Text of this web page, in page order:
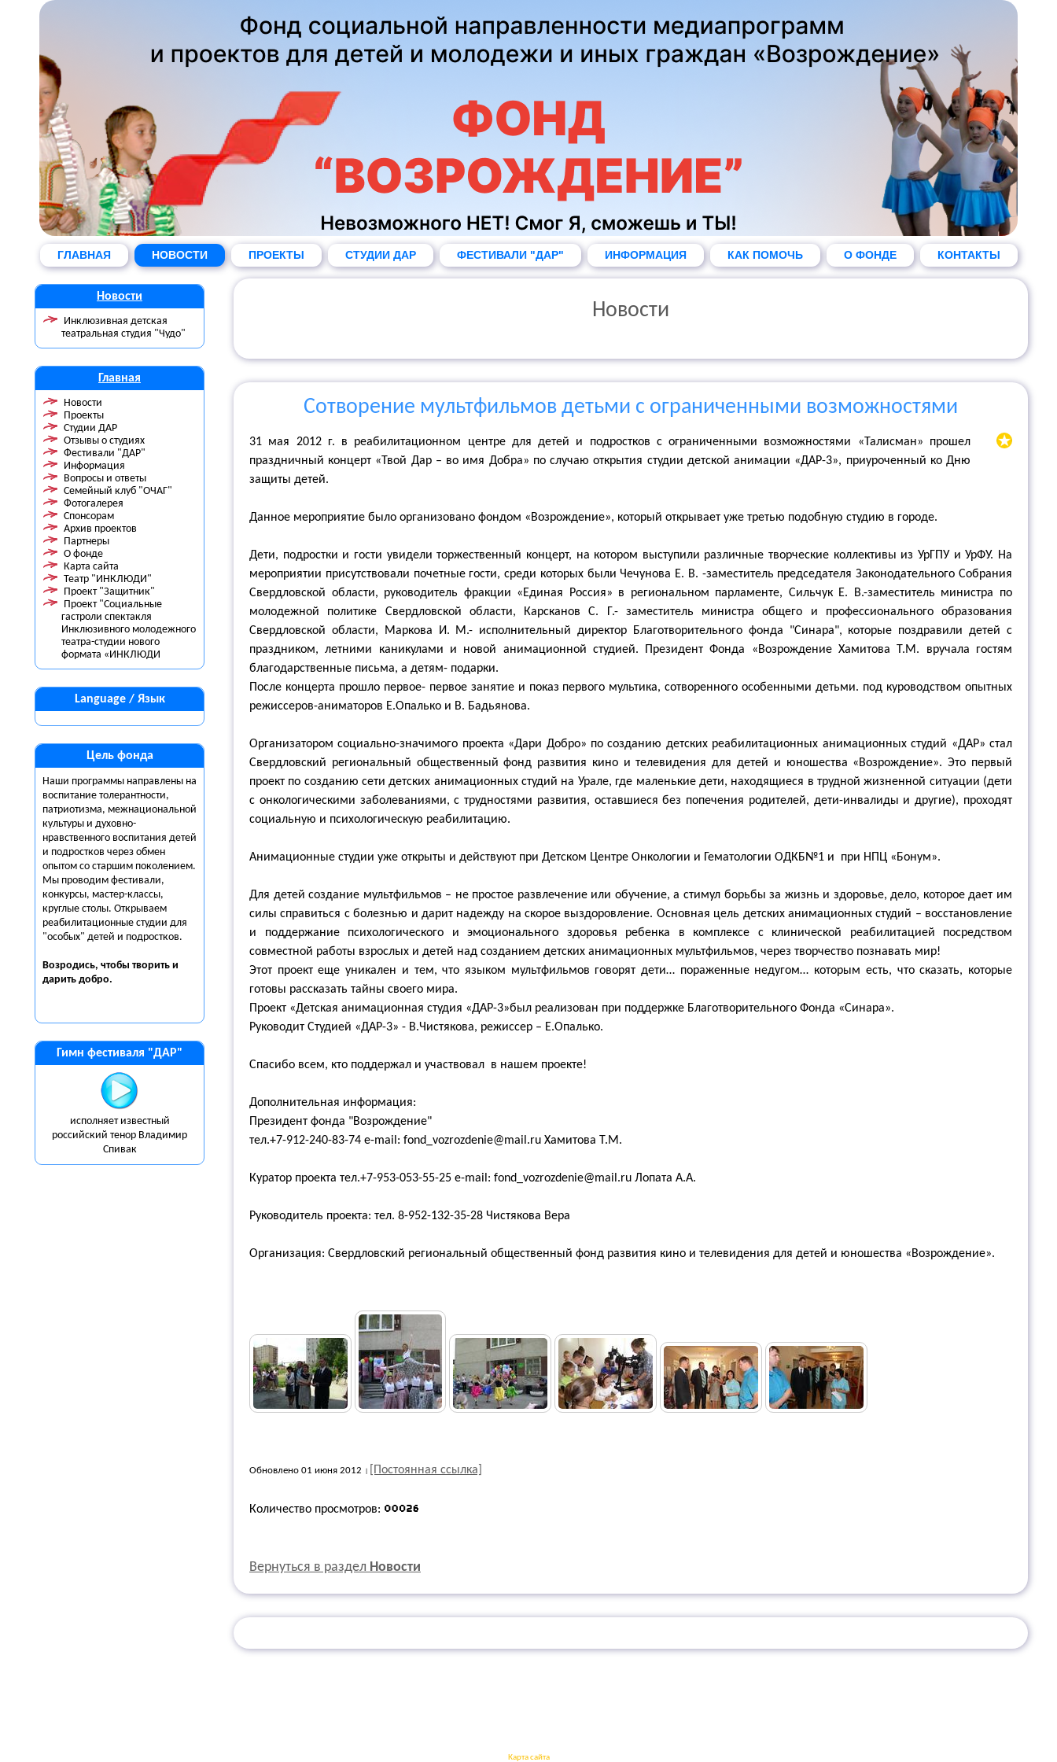
ГЛАВНАЯ НОВОСТИ ПРОЕКТЫ СТУДИИ ДАР ФЕСТИВАЛИ "ДАР" ИНФОРМАЦИЯ КАК ПОМОЧЬ О ФОНДЕ КОНТАКТЫ
Новости
Инклюзивная детская
театральная студия "Чудо"
Главная
Новости
Проекты
Студии ДАР
Отзывы о студиях
Фестивали "ДАР"
Информация
Вопросы и ответы
Семейный клуб "ОЧАГ"
Фотогалерея
Спонсорам
Архив проектов
Партнеры
О фонде
Карта сайта
Театр "ИНКЛЮДИ"
Проект "Защитник"
Проект "Социальные
гастроли спектакля
Инклюзивного молодежного
театра-студии нового
формата «ИНКЛЮДИ
Language / Язык
Цель фонда
Наши программы направлены на
воспитание толерантности,
патриотизма, межнациональной
культуры и духовно-
нравственного воспитания детей
и подростков через обмен
опытом со старшим поколением.
Мы проводим фестивали,
конкурсы, мастер-классы,
круглые столы. Открываем
реабилитационные студии для
"особых" детей и подростков.
Возродись, чтобы творить и
дарить добро.
Гимн фестиваля "ДАР"
исполняет известный
российский тенор Владимир
Спивак
Новости
Сотворение мультфильмов детьми с ограниченными возможностями
31 мая 2012 г. в реабилитационном центре для детей и подростков с ограниченными возможностями «Талисман» прошел
праздничный концерт «Твой Дар – во имя Добра» по случаю открытия студии детской анимации «ДАР-3», приуроченный ко Дню
защиты детей.
Данное мероприятие было организовано фондом «Возрождение», который открывает уже третью подобную студию в городе.
Дети, подростки и гости увидели торжественный концерт, на котором выступили различные творческие коллективы из УрГПУ и УрФУ. На
мероприятии присутствовали почетные гости, среди которых были Чечунова Е. В. -заместитель председателя Законодательного Собрания
Свердловской области, руководитель фракции «Единая Россия» в региональном парламенте, Сильчук Е. В.-заместитель министра по
молодежной политике Свердловской области, Карсканов С. Г.- заместитель министра общего и профессионального образования
Свердловской области, Маркова И. М.- исполнительный директор Благотворительного фонда "Синара", которые поздравили детей с
праздником, летними каникулами и новой анимационной студией. Президент Фонда «Возрождение Хамитова Т.М. вручала гостям
благодарственные письма, а детям- подарки.
После концерта прошло первое- первое занятие и показ первого мультика, сотворенного особенными детьми. под куроводством опытных
режиссеров-аниматоров Е.Опалько и В. Бадьянова.
Организатором социально-значимого проекта «Дари Добро» по созданию детских реабилитационных анимационных студий «ДАР» стал
Свердловский региональный общественный фонд развития кино и телевидения для детей и юношества «Возрождение». Это первый
проект по созданию сети детских анимационных студий на Урале, где маленькие дети, находящиеся в трудной жизненной ситуации (дети
с онкологическими заболеваниями, с трудностями развития, оставшиеся без попечения родителей, дети-инвалиды и другие), проходят
социальную и психологическую реабилитацию.
Анимационные студии уже открыты и действуют при Детском Центре Онкологии и Гематологии ОДКБ№1 и при НПЦ «Бонум».
Для детей создание мультфильмов – не простое развлечение или обучение, а стимул борьбы за жизнь и здоровье, дело, которое дает им
силы справиться с болезнью и дарит надежду на скорое выздоровление. Основная цель детских анимационных студий – восстановление
и поддержание психологического и эмоционального здоровья ребенка в комплексе с клинической реабилитацией посредством
совместной работы взрослых и детей над созданием детских анимационных мультфильмов, через творчество познавать мир!
Этот проект еще уникален и тем, что языком мультфильмов говорят дети… пораженные недугом… которым есть, что сказать, которые
готовы рассказать тайны своего мира.
Проект «Детская анимационная студия «ДАР-3»был реализован при поддержке Благотворительного Фонда «Синара».
Руководит Студией «ДАР-3» - В.Чистякова, режиссер – Е.Опалько.
Спасибо всем, кто поддержал и участвовал в нашем проекте!
Дополнительная информация:
Президент фонда "Возрождение"
тел.+7-912-240-83-74 e-mail: fond_vozrozdenie@mail.ru Хамитова Т.М.
Куратор проекта тел.+7-953-053-55-25 e-mail: fond_vozrozdenie@mail.ru Лопата А.А.
Руководитель проекта: тел. 8-952-132-35-28 Чистякова Вера
Организация: Свердловский региональный общественный фонд развития кино и телевидения для детей и юношества «Возрождение».
Обновлено 01 июня 2012 [Постоянная ссылка]
Количество просмотров:
Вернуться в раздел Новости
Карта сайта